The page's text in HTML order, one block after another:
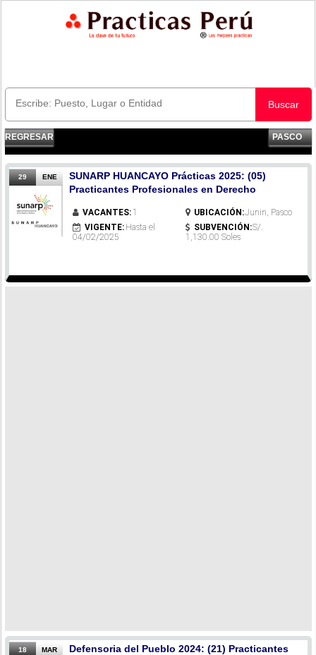
Buscar
REGRESAR PASCO
29 ENE
SUNARP HUANCAYO Prácticas 2025: (05)
Practicantes Profesionales en Derecho
VACANTES: 1 UBICACIÓN:Junin, Pasco
VIGENTE: Hasta el
04/02/2025
SUBVENCIÓN:S/.
1,130.00 Soles
18 MAR
Defensoria del Pueblo 2024: (21) Practicantes